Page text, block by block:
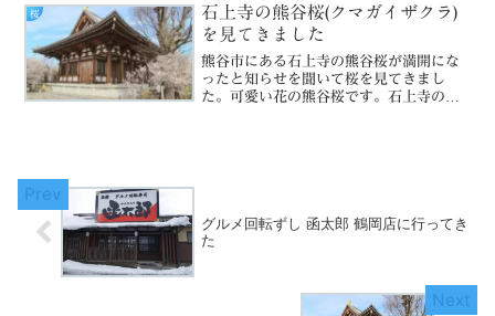
桜
石上寺の熊谷桜(クマガイザクラ)
を見てきました
熊谷市にある石上寺の熊谷桜が満開にな
ったと知らせを聞いて桜を見てきまし
た。可愛い花の熊谷桜です。石上寺の門
グルメ回転ずし 函太郎 鶴岡店に行ってき
た